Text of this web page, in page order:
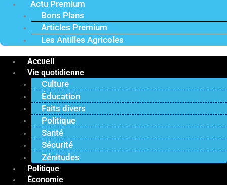
Actu Premium
Bons Plans
Articles Premium
Les Antilles Agricoles
Accueil
Vie quotidienne
Culture
Éducation
Faits divers
Politique
Santé
Sécurité
Zénitudes
Politique
Économie